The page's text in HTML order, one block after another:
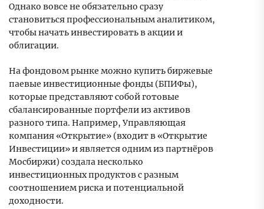
Однако вовсе не обязательно сразу
становиться профессиональным аналитиком,
чтобы начать инвестировать в акции и
облигации.
На фондовом рынке можно купить биржевые
паевые инвестиционные фонды (БПИФы),
которые представляют собой готовые
сбалансированные портфели из активов
разного типа. Например, Управляющая
компания «Открытие» (входит в «Открытие
Инвестиции» и является одним из партнёров
Мосбиржи) создала несколько
инвестиционных продуктов с разным
соотношением риска и потенциальной
доходности.